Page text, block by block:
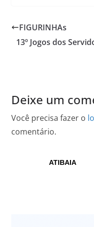
FIGURINHAs
13º Jogos dos
Deixe um
Você precisa fazer o
comentário.